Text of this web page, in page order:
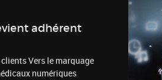
adhérent
Vers le marquage
numériques